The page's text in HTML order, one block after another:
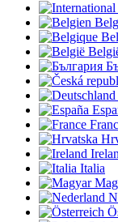
Italia